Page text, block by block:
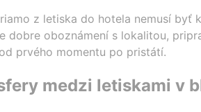
z letiska do hotela nemusí byť
dobre oboznámení s lokalitou,
prvého momentu po pristátí.
medzi letiskami v